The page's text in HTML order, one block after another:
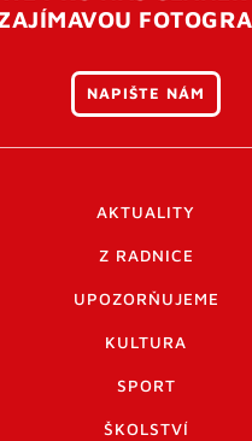
NAPIŠTE NÁM
AKTUALITY
Z RADNICE
UPOZORŇUJEME
KULTURA
SPORT
ŠKOLSTVÍ